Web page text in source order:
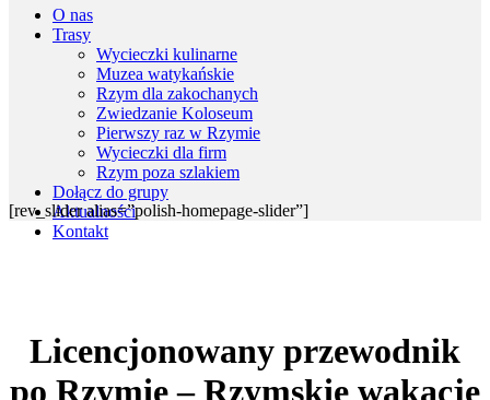
O nas
Trasy
Wycieczki kulinarne
Muzea watykańskie
Rzym dla zakochanych
Zwiedzanie Koloseum
Pierwszy raz w Rzymie
Wycieczki dla firm
Rzym poza szlakiem
Dołącz do grupy
Aktualności
Kontakt
[rev_slider alias=”polish-homepage-slider”]
Licencjonowany przewodnik
po Rzymie – Rzymskie wakacje